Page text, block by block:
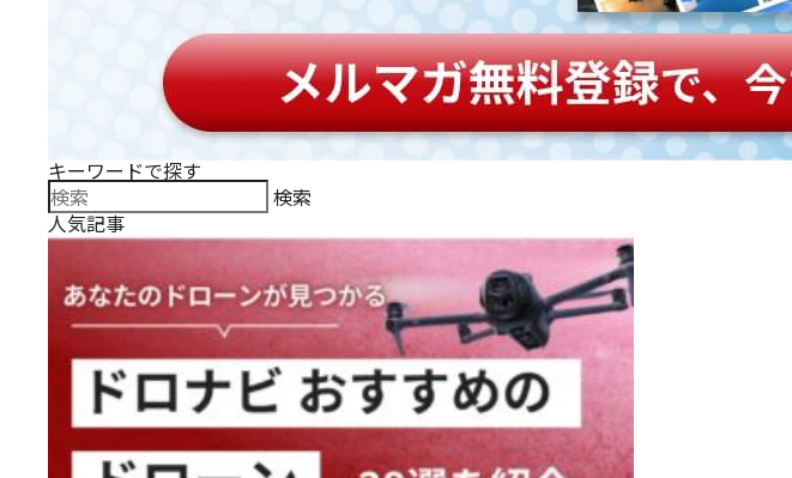
キーワードで探す
検
索:
検索
人気記事